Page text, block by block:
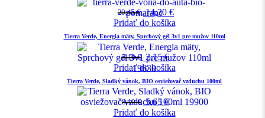
20,45€ 14,30 €
Pridať do košíka
Tierra Verde, Energia mäty, Sprchový gél 3v1 pre mužov 110ml
3,10€ 2,15€
Pridať do košíka
Tierra Verde, Sladký vánok, BIO osviežovač vzduchu 100ml
8,10€ 5,65€
Pridať do košíka